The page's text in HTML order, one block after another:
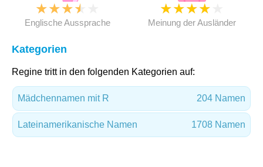
★★★★
Englische Aussprache
★★★★
Meinung der Ausländer
Kategorien
Regine tritt in den folgenden Kategorien auf:
Mädchennamen mit R 204 Namen
Lateinamerikanische Namen 1708 Namen